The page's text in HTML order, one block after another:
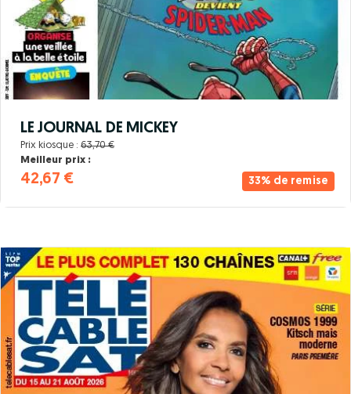
33% de remise
LE JOURNAL DE MICKEY
Prix kiosque : 63,70 €
Meilleur prix :
42,67 €